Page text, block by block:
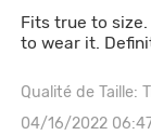
Fits true to
to wear it.
Qualité de Taille:
04/16/2022